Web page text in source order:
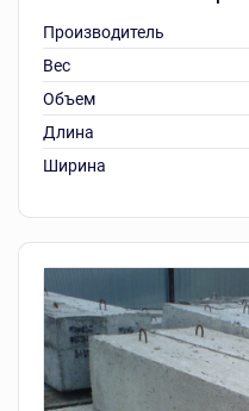
Производитель
Вес
Объем
Длина
Ширина